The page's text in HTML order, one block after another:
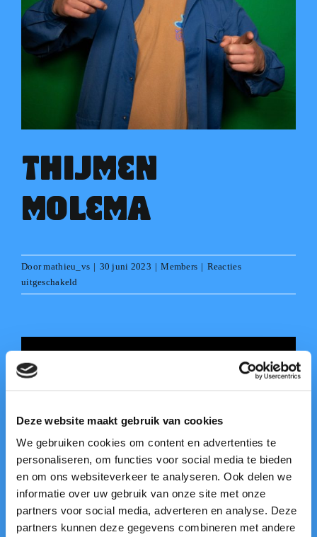
Deze website maakt gebruik van cookies
We gebruiken cookies om content en advertenties te
personaliseren, om functies voor social media te bieden
en om ons websiteverkeer te analyseren. Ook delen we
informatie over uw gebruik van onze site met onze
partners voor social media, adverteren en analyse. Deze
partners kunnen deze gegevens combineren met andere
Thijmen
Molema
Doormathieu_vs | 30 juni 2023 | Members | Reacties
uitgeschakeld
Thijmen
Deel dit verhaal, kies je
XingE-
mail
Over de auteur:mathieu_vs